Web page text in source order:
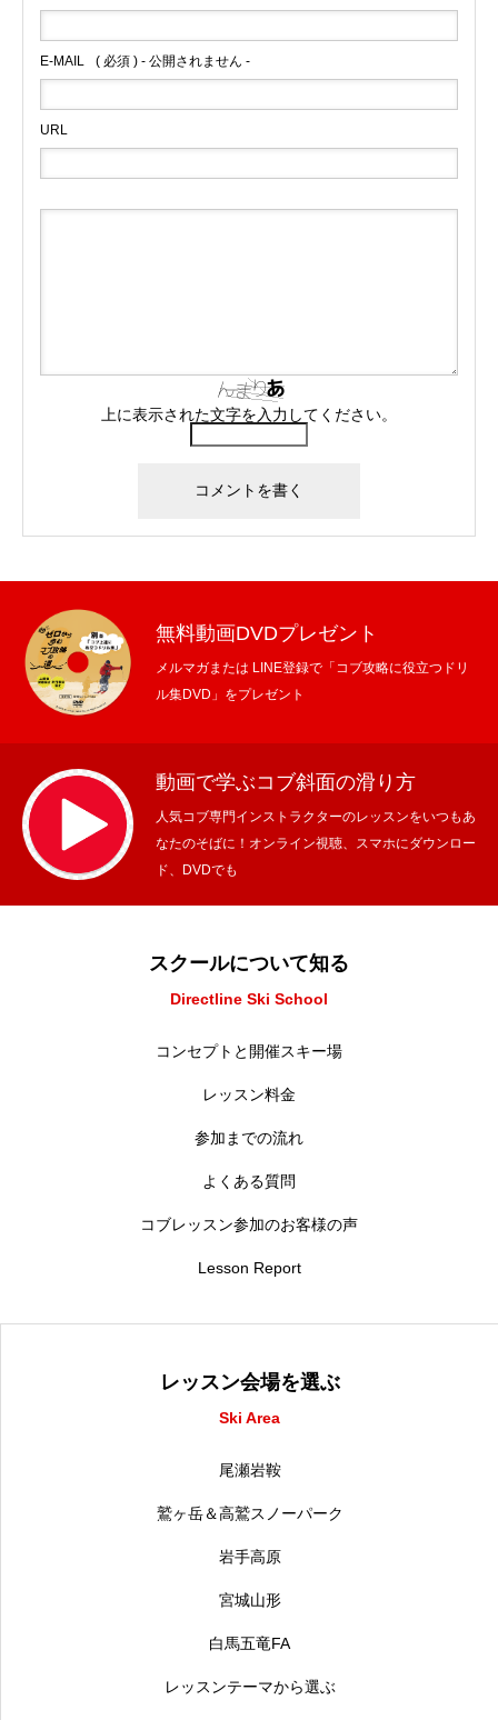
E-MAIL ( 必須 ) - 公開されません -
URL
上に表示された文字を入力してください。
無料動画DVDプレゼント
メルマガまたは LINE登録で「コブ攻略に役立つドリ
ル集DVD」をプレゼント
動画で学ぶコブ斜面の滑り方
人気コブ専門インストラクターのレッスンをいつもあ
なたのそばに！オンライン視聴、スマホにダウンロー
ド、DVDでも
スクールについて知る
Directline Ski School
コンセプトと開催スキー場
レッスン料金
参加までの流れ
よくある質問
コブレッスン参加のお客様の声
Lesson Report
レッスン会場を選ぶ
Ski Area
尾瀬岩鞍
鷲ヶ岳＆高鷲スノーパーク
岩手高原
宮城山形
白馬五竜FA
レッスンテーマから選ぶ